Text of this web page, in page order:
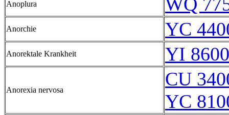
Anoplura
Anorchie YC
Anorektale Krankheit YI
Anorexia nervosa
CU
YC